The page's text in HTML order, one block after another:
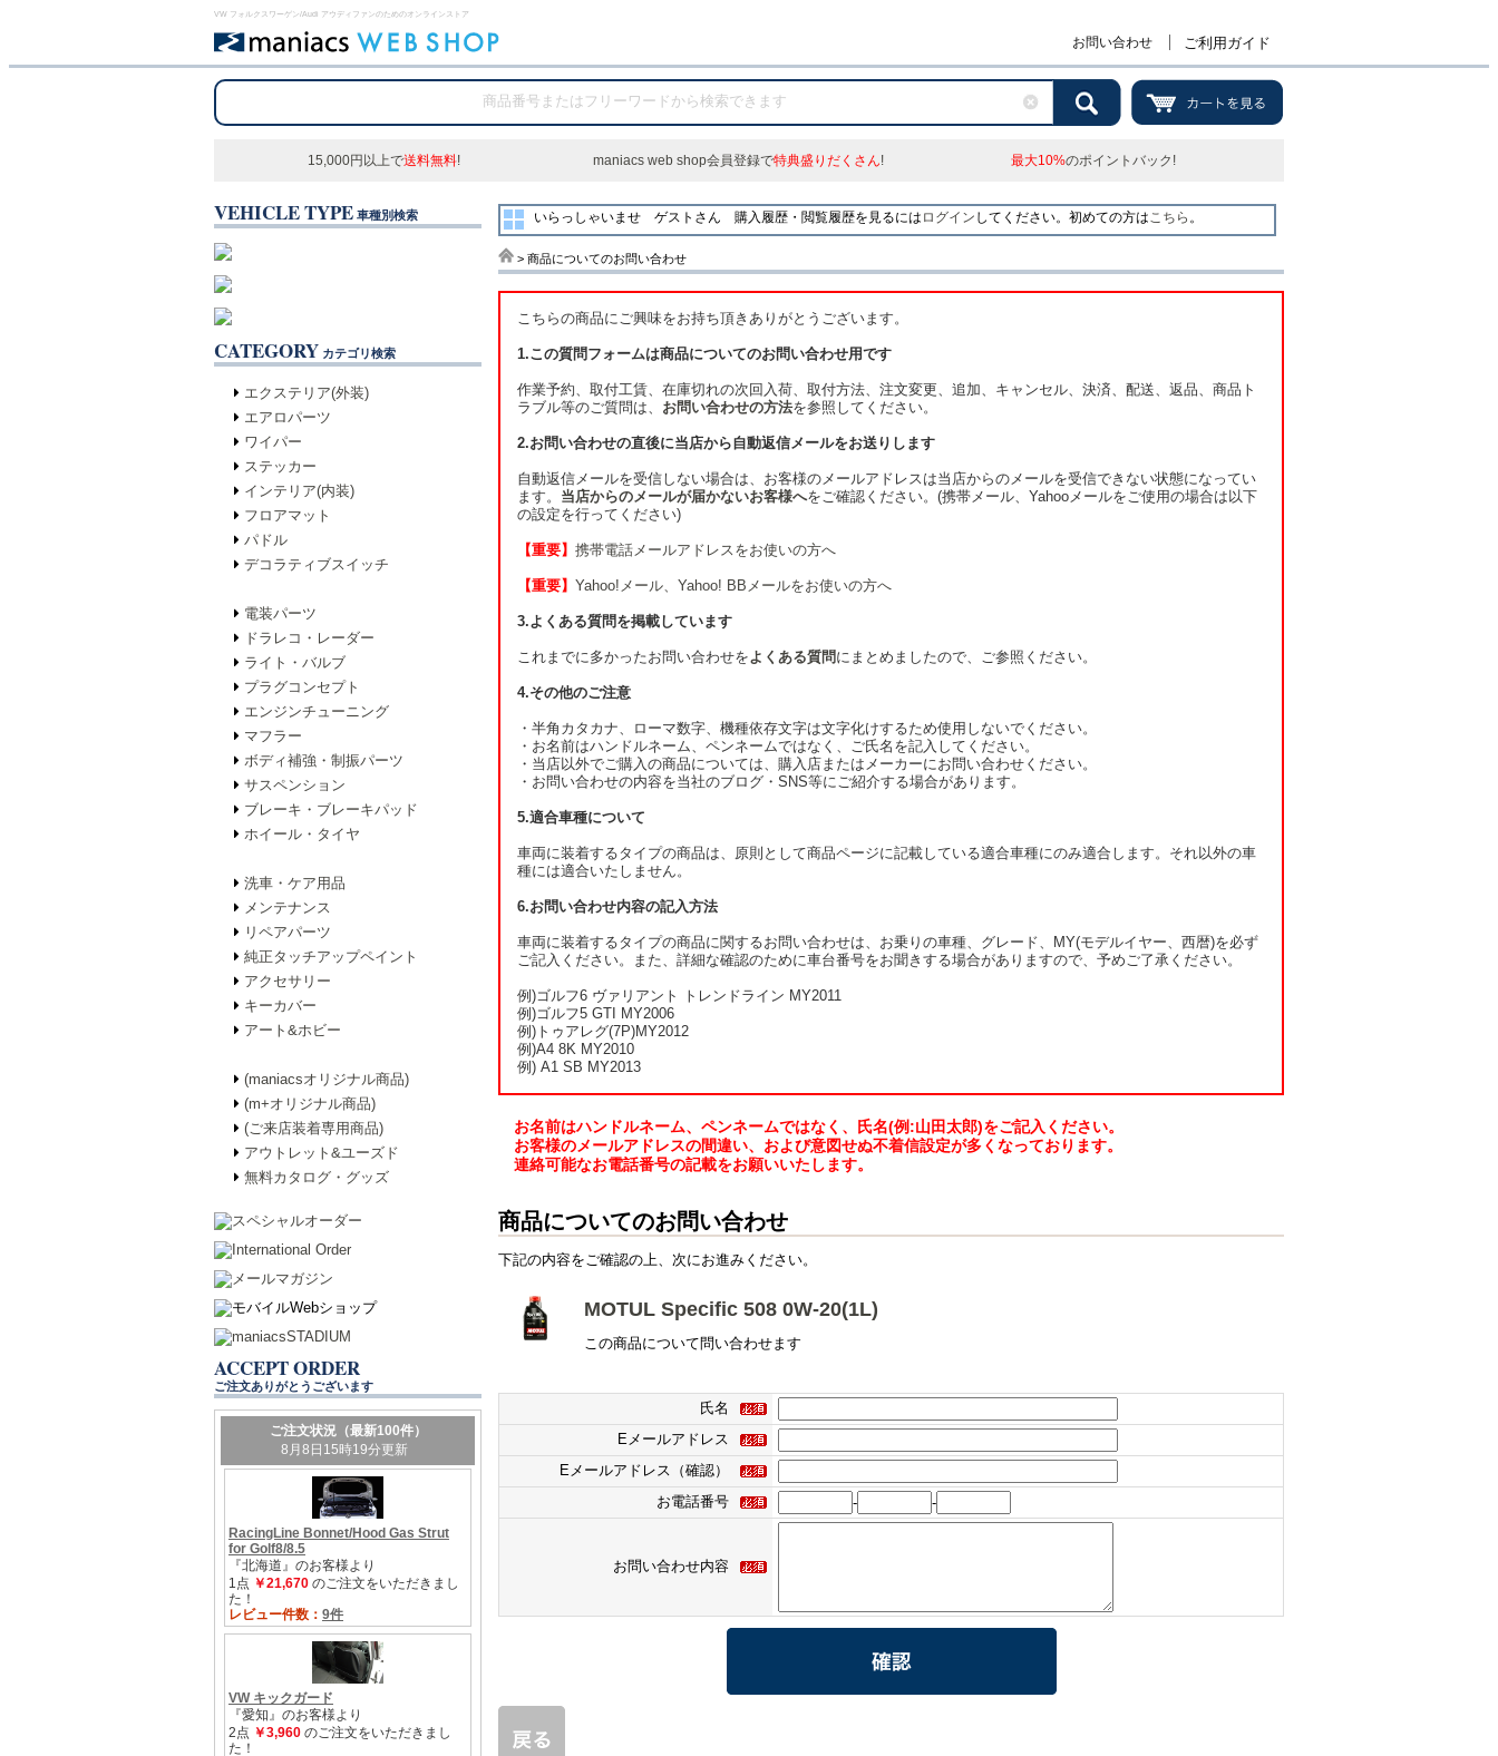
VW フォルクスワーゲン/Audi アウディファンのためのオンラインストア
お問い合わせ ご利用ガイド
15,000円以上で送料無料! maniacs web shop会員登録で特典盛りだくさん! 最大10%のポイントバック!
VEHICLE TYPE 車種別検索
CATEGORY カテゴリ検索
エクステリア(外装)
エアロパーツ
ワイパー
ステッカー
インテリア(内装)
フロアマット
パドル
デコラティブスイッチ
電装パーツ
ドラレコ・レーダー
ライト・バルブ
プラグコンセプト
エンジンチューニング
マフラー
ボディ補強・制振パーツ
サスペンション
ブレーキ・ブレーキパッド
ホイール・タイヤ
洗車・ケア用品
メンテナンス
リペアパーツ
純正タッチアップペイント
アクセサリー
キーカバー
アート&ホビー
(maniacsオリジナル商品)
(m+オリジナル商品)
(ご来店装着専用商品)
アウトレット&ユーズド
無料カタログ・グッズ
ACCEPT ORDER
ご注文ありがとうございます
いらっしゃいませ ゲストさん 購入履歴・閲覧履歴を見るには ログイン してください。初めての方はこちら 。
> 商品についてのお問い合わせ
こちらの商品にご興味をお持ち頂きありがとうございます。
1.この質問フォームは商品についてのお問い合わせ用です
作業予約、取付工賃、在庫切れの次回入荷、取付方法、注文変更、追加、キャンセル、決済、配送、返品、商品ト
ラブル等のご質問は、 お問い合わせの方法を参照してください。
2.お問い合わせの直後に当店から自動返信メールをお送りします
自動返信メールを受信しない場合は、お客様のメールアドレスは当店からのメールを受信できない状態になってい
ます。 当店からのメールが届かないお客様へをご確認ください。(携帯メール、Yahooメールをご使用の場合は以下
の設定を行ってください)
【重要】 携帯電話メールアドレスをお使いの方へ
【重要】 Yahoo!メール、Yahoo! BBメールをお使いの方へ
3.よくある質問を掲載しています
これまでに多かったお問い合わせをよくある質問にまとめましたので、ご参照ください。
4.その他のご注意
・半角カタカナ、ローマ数字、機種依存文字は文字化けするため使用しないでください。
・お名前はハンドルネーム、ペンネームではなく、ご氏名を記入してください。
・当店以外でご購入の商品については、購入店またはメーカーにお問い合わせください。
・お問い合わせの内容を当社のブログ・SNS等にご紹介する場合があります。
5.適合車種について
車両に装着するタイプの商品は、原則として商品ページに記載している適合車種にのみ適合します。それ以外の車
種には適合いたしません。
6.お問い合わせ内容の記入方法
車両に装着するタイプの商品に関するお問い合わせは、お乗りの車種、グレード、MY(モデルイヤー、西暦)を必ず
ご記入ください。また、詳細な確認のために車台番号をお聞きする場合がありますので、予めご了承ください。
例)ゴルフ6 ヴァリアント トレンドライン MY2011
例)ゴルフ5 GTI MY2006
例)トゥアレグ(7P)MY2012
例)A4 8K MY2010
例) A1 SB MY2013
お名前はハンドルネーム、ペンネームではなく、氏名(例:山田太郎)をご記入ください。
お客様のメールアドレスの間違い、および意図せぬ不着信設定が多くなっております。
連絡可能なお電話番号の記載をお願いいたします。
商品についてのお問い合わせ
下記の内容をご確認の上、次にお進みください。
MOTUL Specific 508 0W-20(1L)
この商品について問い合わせます
氏名
Eメールアドレス
Eメールアドレス（確認）
お電話番号
- -
お問い合わせ内容